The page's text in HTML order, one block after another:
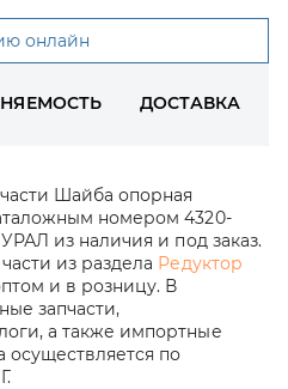
онлайн
ДОСТАВКА
Шайба опорная
номером 4320-
из наличия и под заказ.
из раздела Редуктор
и в розницу. В
запчасти,
а также импортные
осуществляется по